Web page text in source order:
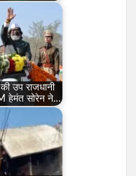
उप राजधानी
हेमंत सोरेन ने…